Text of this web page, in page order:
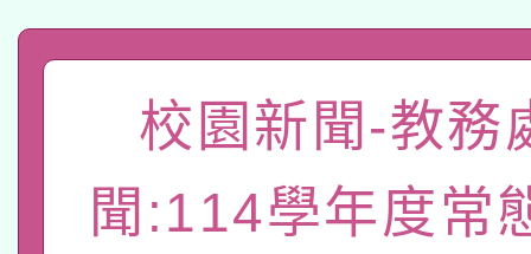
礎課程
A3數位素養講師名單
「數位內容與教學軟
有關大陸委員會函釋公
薪期間赴陸應申請許可
轉知經濟部水利署委託
校園新聞-教務
聞:114學年度常